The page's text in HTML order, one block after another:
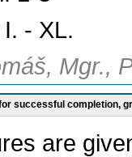
- XL.
Mgr.,
successful completion,
are